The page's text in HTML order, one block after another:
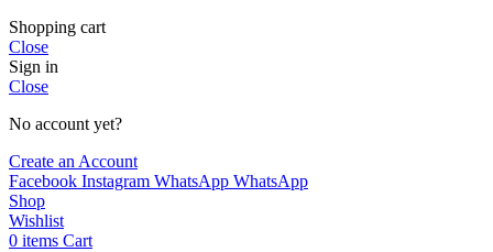
Shopping cart
Close
Sign in
Close
No account yet?
Create an Account
Facebook Instagram WhatsApp WhatsApp
Shop
Wishlist
0 items Cart